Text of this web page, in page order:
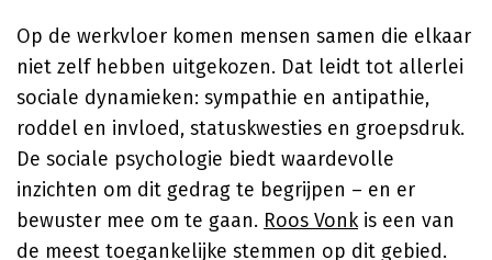
Op de werkvloer komen mensen samen die elkaar
niet zelf hebben uitgekozen. Dat leidt tot allerlei
sociale dynamieken: sympathie en antipathie,
roddel en invloed, statuskwesties en groepsdruk.
De sociale psychologie biedt waardevolle
inzichten om dit gedrag te begrijpen – en er
bewuster mee om te gaan. Roos Vonkis een van
de meest toegankelijke stemmen op dit gebied.